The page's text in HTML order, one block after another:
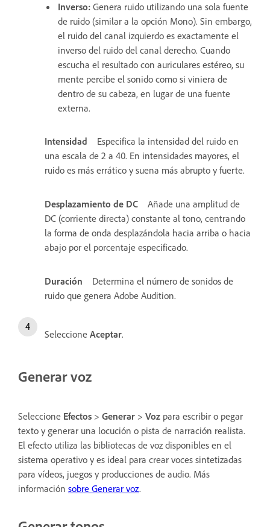
Inverso: Genera ruido utilizando una sola fuente
de ruido (similar a la opción Mono). Sin embargo,
el ruido del canal izquierdo es exactamente el
inverso del ruido del canal derecho. Cuando
escucha el resultado con auriculares estéreo, su
mente percibe el sonido como si viniera de
dentro de su cabeza, en lugar de una fuente
externa.
Intensidad
Especifica la intensidad del ruido en
una escala de 2 a 40. En intensidades mayores, el
ruido es más errático y suena más abrupto y fuerte.
Desplazamiento de DC
Añade una amplitud de
DC (corriente directa) constante al tono, centrando
la forma de onda desplazándola hacia arriba o hacia
abajo por el porcentaje especificado.
Duración
Determina el número de sonidos de
ruido que genera Adobe Audition.
Seleccione Aceptar.
Generar voz
Seleccione Efectos > Generar > Voz para escribir o pegar
texto y generar una locución o pista de narración realista.
El efecto utiliza las bibliotecas de voz disponibles en el
sistema operativo y es ideal para crear voces sintetizadas
para vídeos, juegos y producciones de audio. Más
información sobre Generar voz.